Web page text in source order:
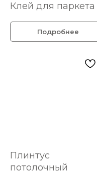
Клей для паркета
Подробнее
Плинтус
потолочный